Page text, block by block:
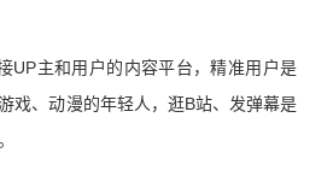
UP主和用户的内容平台，精准用户是
戏、动漫的年轻人，逛B站、发弹幕是